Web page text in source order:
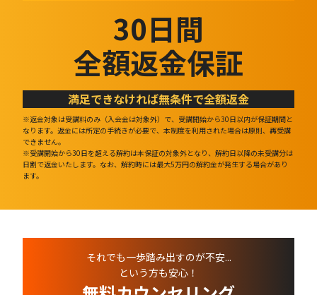
30日間
全額返金保証
満足できなければ無条件で全額返金
※返金対象は受講料のみ（入会金は対象外）で、受講開始から30日以内が保証期間と
なります。返金には所定の手続きが必要で、本制度を利用された場合は原則、再受講
できません。
※受講開始から30日を超える解約は本保証の対象外となり、解約日以降の未受講分は
日割で返金いたします。なお、解約時には最大5万円の解約金が発生する場合があり
ます。
それでも一歩踏み出すのが不安...
という方も安心！